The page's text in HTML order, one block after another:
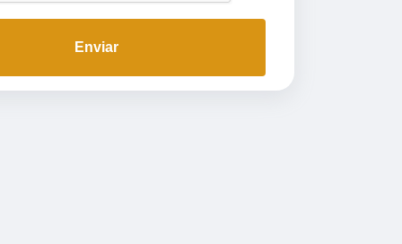
Enviar